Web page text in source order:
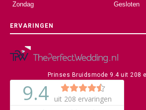
Zondag Gesloten
ERVARINGEN
Prinses Bruidsmode 9.4uit208